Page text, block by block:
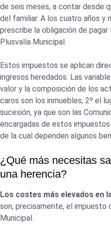
de seis meses, a contar desde
del familiar. A los cuatro años
prescribe la obligación de
Plusvalía Municipal.
Estos impuestos se aplican
ingresos heredados. Las
valor y la composición de los
caros son los inmuebles; 2º el
sucesión, ya que son las
encargadas de estos
de la cual dependen algunos
¿Qué más necesitas
una herencia?
Los costes más elevados en
son, precisamente, el impuesto
Municipal.